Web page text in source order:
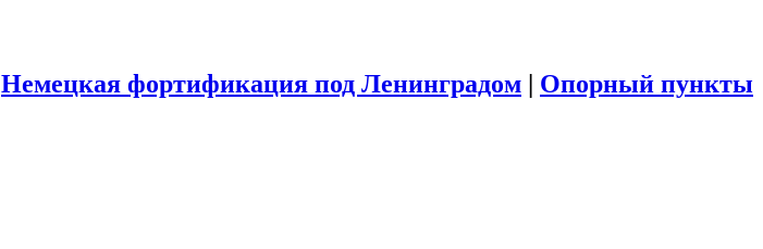
Немецкая фортификация под Ленинградом | Опорный пункты